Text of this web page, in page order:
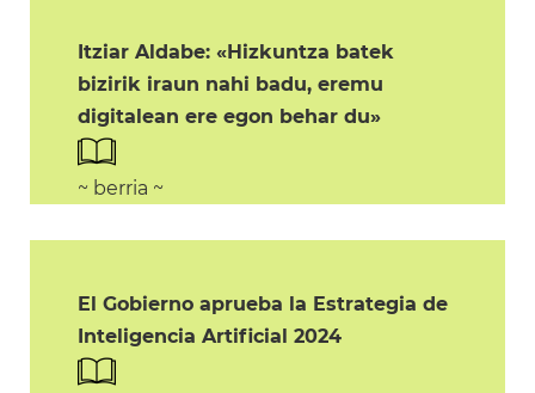
Itziar Aldabe: «Hizkuntza batek
bizirik iraun nahi badu, eremu
digitalean ere egon behar du»
~ berria ~
El Gobierno aprueba la Estrategia de
Inteligencia Artificial 2024